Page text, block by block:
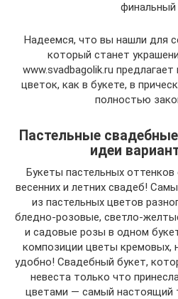
финальный
Надеемся, что вы нашли для
который станет
www.svadbagolik.ru
цветок, как в букете, в
полностью
Пастельные
идеи
Букеты пастельных
весенних и летних свадеб!
из пастельных цветов
бледно-розовые, светло-
и садовые розы в одном
композиции цветы кремовых,
удобно! Свадебный букет,
невеста только что
цветами — самый настоящий